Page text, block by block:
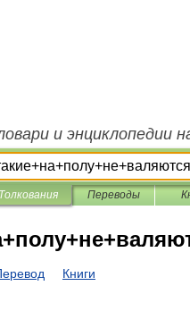
и энциклопедии
Толкования Переводы
Книги